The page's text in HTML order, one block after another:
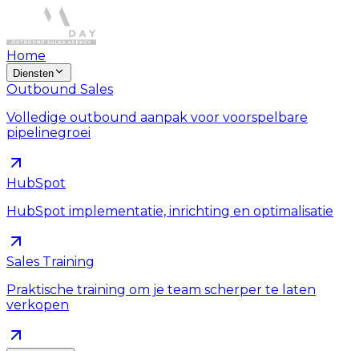
Home
Diensten
Outbound Sales
Volledige outbound aanpak voor voorspelbare
pipelinegroei
HubSpot
HubSpot implementatie, inrichting en optimalisatie
Sales Training
Praktische training om je team scherper te laten
verkopen